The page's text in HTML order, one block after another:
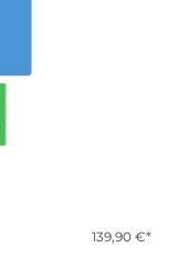
139,90 €